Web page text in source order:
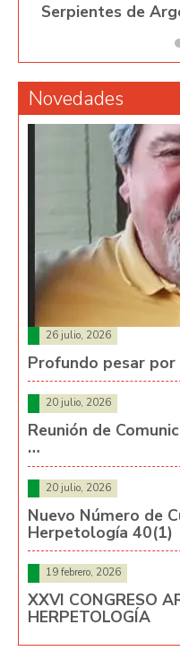
Serpientes de
Novedades
26 julio, 2026
Profundo pesar
20 julio, 2026
Reunión de
…
20 julio, 2026
Nuevo Número de
Herpetología 40(1)
19 febrero, 2026
XXVI CONGRESO
HERPETOLOGÍA